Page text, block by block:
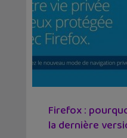
Firefox :
la dernière